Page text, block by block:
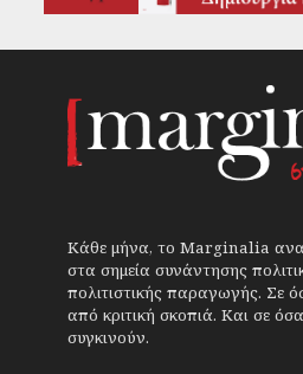
Κάθε μήνα, το Marginalia
στα σημεία συνάντησης
πολιτιστικής παραγωγής. Σε
από κριτική σκοπιά. Και σε
συγκινούν.